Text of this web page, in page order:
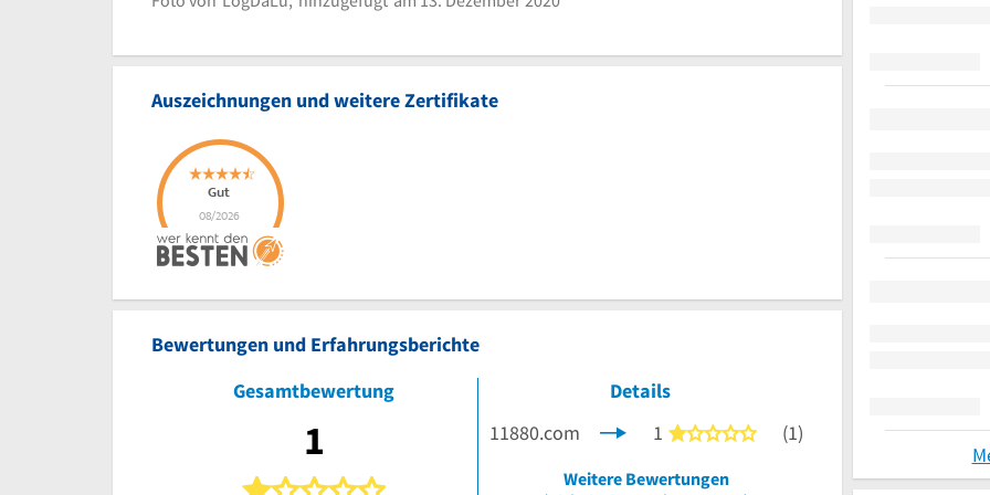
Logo Dekra Automobil GmbH
Auszeichnungen und weitere Zertifikate
Bewertungen und Erfahrungsberichte
Gesamtbewertung
1
1 von 5 Sternen
Details
11880.com
1 1 von 5 Sternen
(1)
Weitere Bewertungen